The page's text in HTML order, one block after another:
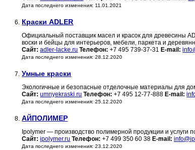
Дата последнего изменения: 11.01.2021
6. Краски ADLER
Официальный поставщик масел и красок для древесины
воски и бейцы для интерьеров, мебели, паркета и
Сайт: adler-lacke.ru Телефон: +7 495 739-37-31 E-mail:
Дата последнего изменения: 28.12.2020
7. Умные краски
Экологичные и безопасные отделочные материалы для
Сайт: umnyekraski.ru Телефон: +7 495 12-77-888 E-mail:
Дата последнего изменения: 25.12.2020
8. АЙПОЛИМЕР
Ipolymer — производство полимерной продукции и услуги
Сайт: ipolymer.ru Телефон: +7 499 350 60 38 E-mail:
Дата последнего изменения: 23.12.2020